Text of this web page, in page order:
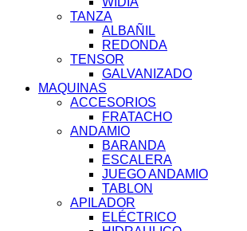
TANZA
ALBAÑIL
REDONDA
TENSOR
GALVANIZADO
MAQUINAS
ACCESORIOS
FRATACHO
ANDAMIO
BARANDA
ESCALERA
JUEGO ANDAMIO
TABLON
APILADOR
ELÉCTRICO